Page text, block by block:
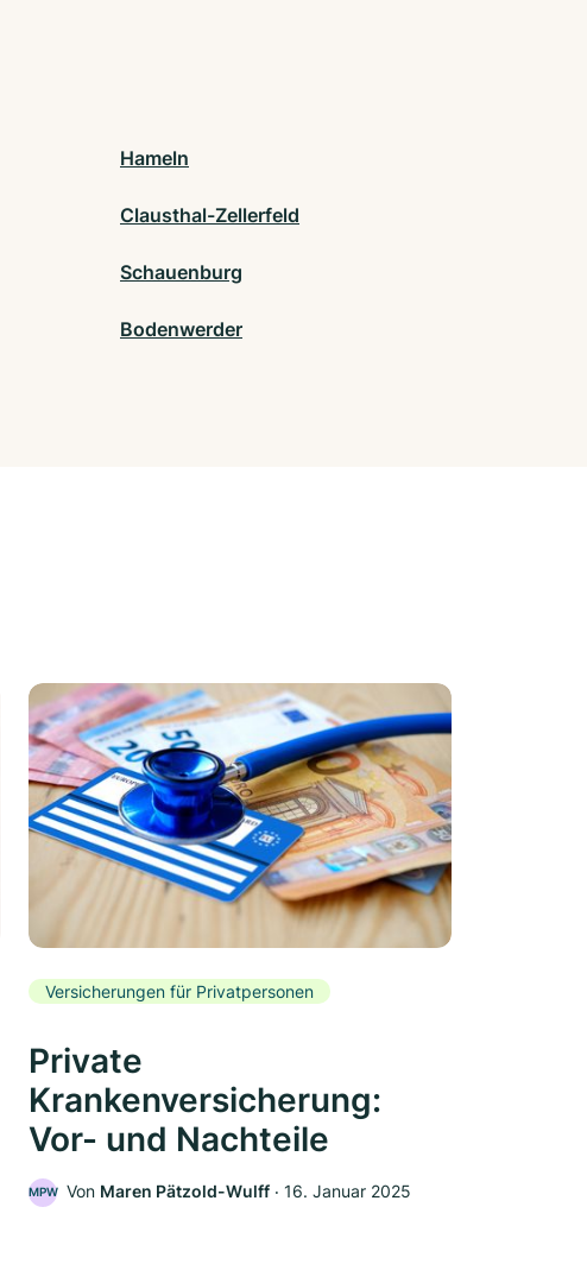
Hameln
Clausthal-Zellerfeld
Schauenburg
Bodenwerder
Versicherungen für Privatpersonen
Private
Krankenversicherung:
Vor- und Nachteile
MPW Von Maren Pätzold-Wulff ‧ 16. Januar 2025